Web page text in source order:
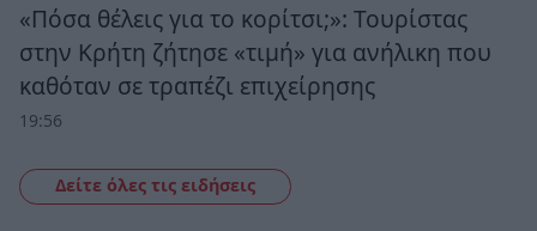
«Πόσα θέλεις για το κορίτσι;»: Τουρίστας
στην Κρήτη ζήτησε «τιμή» για ανήλικη που
καθόταν σε τραπέζι επιχείρησης
19:56
Δείτε όλες τις ειδήσεις